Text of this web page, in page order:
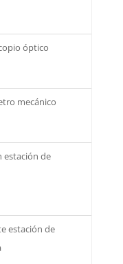
óptico
mecánico
estación de
estación de